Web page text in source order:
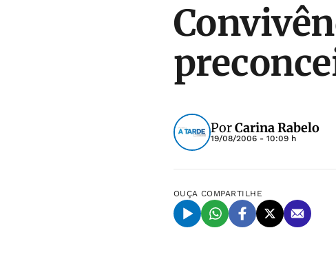
PorCarina Rabelo
19/08/2006 - 10:09 h
OUÇA COMPARTILHE